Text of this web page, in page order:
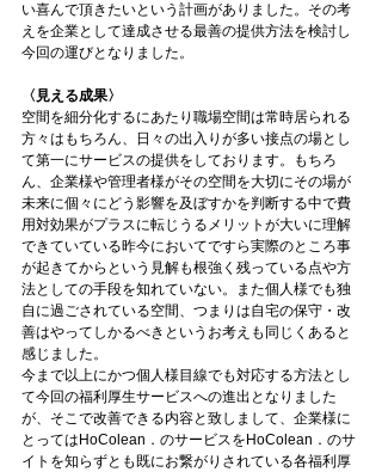
い喜んで頂きたいという計画がありました。その考
えを企業として達成させる最善の提供方法を検討し
今回の運びとなりました。
〈見える成果〉
空間を細分化するにあたり職場空間は常時居られる
方々はもちろん、日々の出入りが多い接点の場とし
て第一にサービスの提供をしております。もちろ
ん、企業様や管理者様がその空間を大切にその場が
未来に個々にどう影響を及ぼすかを判断する中で費
用対効果がプラスに転じうるメリットが大いに理解
できていている昨今においてですら実際のところ事
が起きてからという見解も根強く残っている点や方
法としての手段を知れていない。また個人様でも独
自に過ごされている空間、つまりは自宅の保守・改
善はやってしかるべきというお考えも同じくあると
感じました。
今まで以上にかつ個人様目線でも対応する方法とし
て今回の福利厚生サービスへの進出となりました
が、そこで改善できる内容と致しまして、企業様に
とってはHoColean．のサービスをHoColean．のサ
イトを知らずとも既にお繋がりされている各福利厚